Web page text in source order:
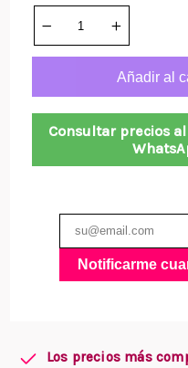
Añadir al
Consultar precios
Notificarme
Los precios más